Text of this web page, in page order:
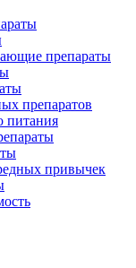
препараты
препаратов
питания
привычек